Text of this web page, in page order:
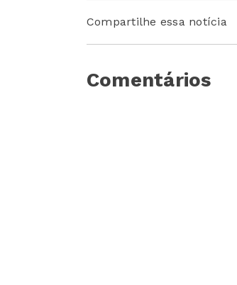
Compartilhe essa notícia
Comentários